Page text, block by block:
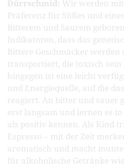
Dürrschmid: Wir werden
Präferenz für Süßes und
Bitterem und Saurem
Indikatoren, dass das
Bittere Geschmäcker
transportiert, die toxisch sein
hingegen ist eine leicht
und Energiequelle, auf die
reagiert. An bitter und sauer
erst langsam und lernen es
als positiv kennen. Als Kind
Espresso – mit der Zeit
aromatisch und macht
für alkoholische Getränke